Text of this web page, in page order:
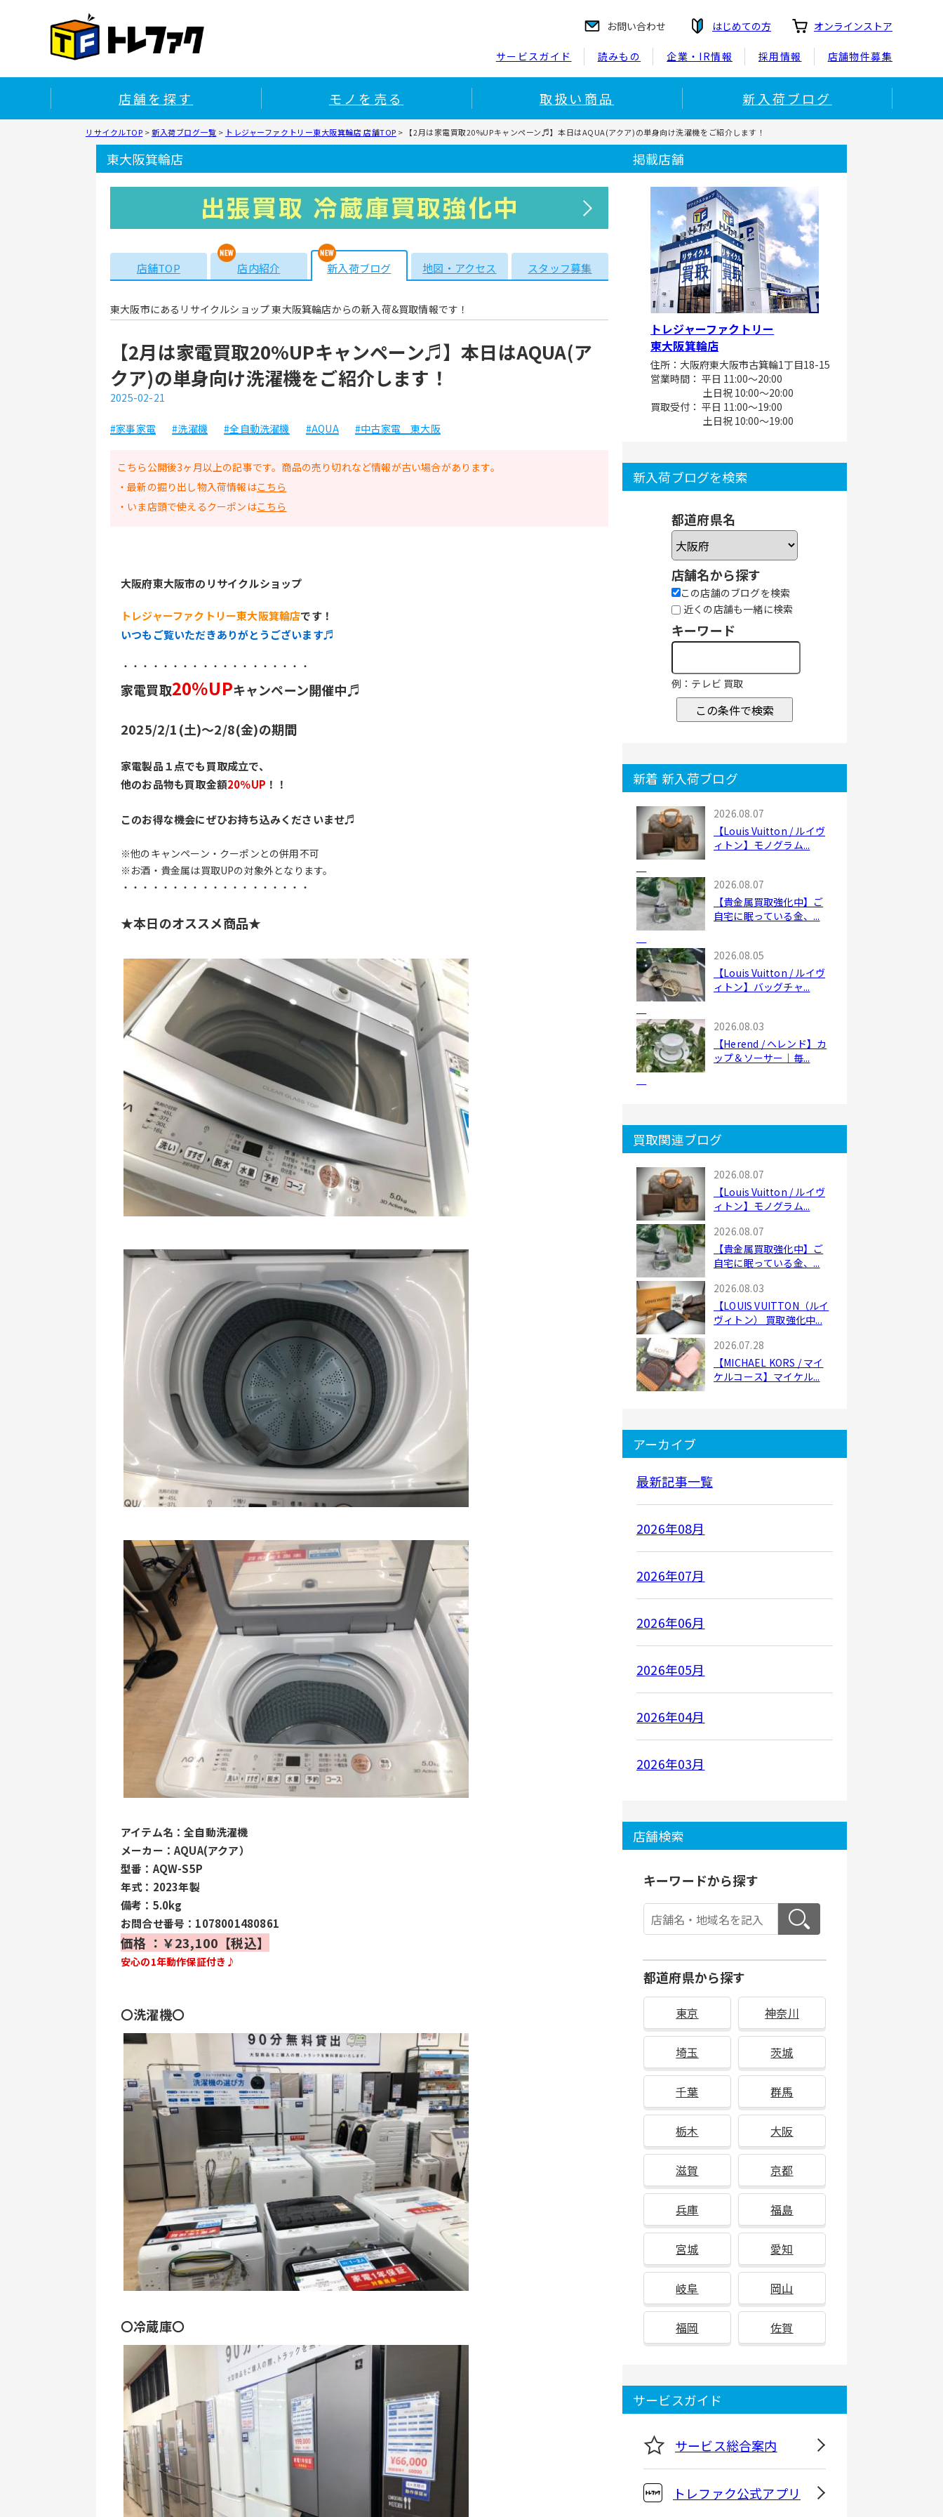
お問い合わせ はじめての方 オンラインストア
サービスガイド 読みもの 企業・IR情報 採用情報 店舗物件募集
店舗を探す モノを売る 取扱い商品 新入荷ブログ
リサイクルTOP >新入荷ブログ一覧 > トレジャーファクトリー東大阪箕輪店 店舗TOP > 【2月は家電買取20%UPキャンペーン♬】本日はAQUA(アクア)の単身向け洗濯機をご紹介します！
東大阪箕輪店
店舗TOP 店内紹介 新入荷ブログ 地図・アクセス スタッフ募集
東大阪市にあるリサイクルショップ 東大阪箕輪店からの新入荷&買取情報です！
【2月は家電買取20%UPキャンペーン♬】本日はAQUA(ア
クア)の単身向け洗濯機をご紹介します！
2025-02-21
#家事家電 #洗濯機 #全自動洗濯機 #AQUA #中古家電 東大阪
こちら公開後3ヶ月以上の記事です。商品の売り切れなど情報が古い場合があります。
・最新の掘り出し物入荷情報はこちら
・いま店頭で使えるクーポンはこちら
大阪府東大阪市のリサイクルショップ
トレジャーファクトリー東大阪箕輪店です！
いつもご覧いただきありがとうございます♬
・・・・・・・・・・・・・・・・・・・
家電買取20％UPキャンペーン開催中♬
2025/2/1(土)～2/8(金)の期間
家電製品１点でも買取成立で、
他のお品物も買取金額20％UP ！！
このお得な機会にぜひお持ち込みくださいませ♬
※他のキャンペーン・クーポンとの併用不可
※お酒・貴金属は買取UPの対象外となります。
・・・・・・・・・・・・・・・・・・・
★本日のオススメ商品★
アイテム名：全自動洗濯機
メーカー：AQUA(アクア）
型番：AQW-S5P
年式：2023年製
備考：5.0kg
お問合せ番号：1078001480861
価格 ：￥23,100【税込】
安心の1年動作保証付き♪
〇洗濯機〇
〇冷蔵庫〇
掲載店舗
トレジャーファクトリー
東大阪箕輪店
住所：大阪府東大阪市古箕輪1丁目18-15
営業時間： 平日 11:00～20:00
土日祝 10:00～20:00
買取受付： 平日 11:00～19:00
土日祝 10:00～19:00
新入荷ブログを検索
都道府県名
店舗名から探す
この店舗のブログを検索
近くの店舗も一緒に検索
キーワード
例：テレビ 買取
この条件で検索
新着 新入荷ブログ
2026.08.07
【Louis Vuitton / ルイヴ
ィトン】モノグラム...
2026.08.07
【貴金属買取強化中】ご
自宅に眠っている金、...
2026.08.05
【Louis Vuitton / ルイヴ
ィトン】バッグチャ...
2026.08.03
【Herend / ヘレンド】カ
ップ＆ソーサー｜毎...
買取関連ブログ
2026.08.07
【Louis Vuitton / ルイヴ
ィトン】モノグラム...
2026.08.07
【貴金属買取強化中】ご
自宅に眠っている金、...
2026.08.03
【LOUIS VUITTON（ルイ
ヴィトン） 買取強化中...
2026.07.28
【MICHAEL KORS / マイ
ケルコース】マイケル...
アーカイブ
最新記事一覧
2026年08月
2026年07月
2026年06月
2026年05月
2026年04月
2026年03月
店舗検索
キーワードから探す
都道府県から探す
東京 神奈川
埼玉 茨城
千葉 群馬
栃木 大阪
滋賀 京都
兵庫 福島
宮城 愛知
岐阜 岡山
福岡 佐賀
サービスガイド
サービス総合案内
トレファク公式アプリ